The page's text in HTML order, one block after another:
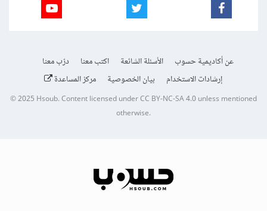
عن أكاديمية حسوب الأسئلة الشائعة اكتب معنا
درّب معنا
إرشادات الاستخدام
بيان الخصوصية مركز المساعدة
© 2025Hsoub.Content licensed underCC BY-NC-SA 4.0unless mentioned
otherwise.